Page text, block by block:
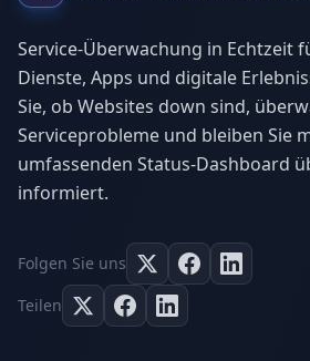
Service-Überwachung in Echtzeit
Dienste, Apps und digitale
Sie, ob Websites down sind,
Serviceprobleme und bleiben Sie
umfassenden Status-Dashboard
informiert.
Folgen Sie uns
Teilen